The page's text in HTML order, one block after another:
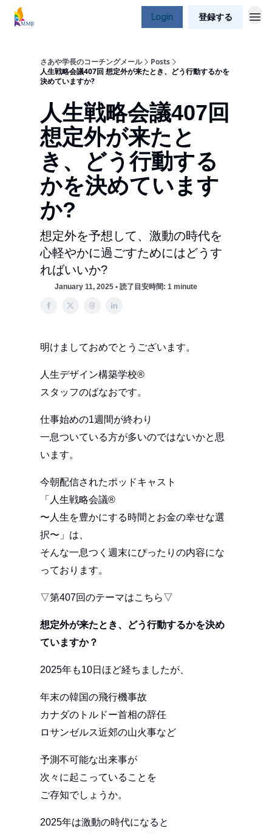
Login 登録する
さあや学長のコーチングメール
Posts
人生戦略会議407回 想定外が来たとき、どう行動するかを
決めていますか?
人生戦略会議407回
想定外が来たと
き、どう行動する
かを決めています
か?
想定外を予想して、激動の時代を
心軽やかに過ごすためにはどうす
ればいいか?
January 11, 2025 • 読了目安時間: 1 minute
明けましておめでとうございます。
人生デザイン構築学校®︎
スタッフのばなおです。
仕事始めの1週間が終わり
一息ついている方が多いのではないかと思
います。
今朝配信されたポッドキャスト
「人生戦略会議®︎
〜人生を豊かにする時間とお金の幸せな選
択〜」は、
そんな一息つく週末にぴったりの内容にな
っております。
▽第407回のテーマはこちら▽
想定外が来たとき、どう行動するかを決め
ていますか？
2025年も10日ほど経ちましたが、
年末の韓国の飛行機事故
カナダのトルドー首相の辞任
ロサンゼルス近郊の山火事など
予測不可能な出来事が
次々に起こっていることを
ご存知でしょうか。
2025年は激動の時代になると